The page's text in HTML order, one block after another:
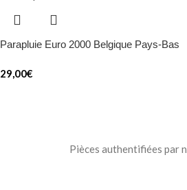
Parapluie Euro 2000 Belgique Pays-Bas
29,00€
Pièces authentifiées par